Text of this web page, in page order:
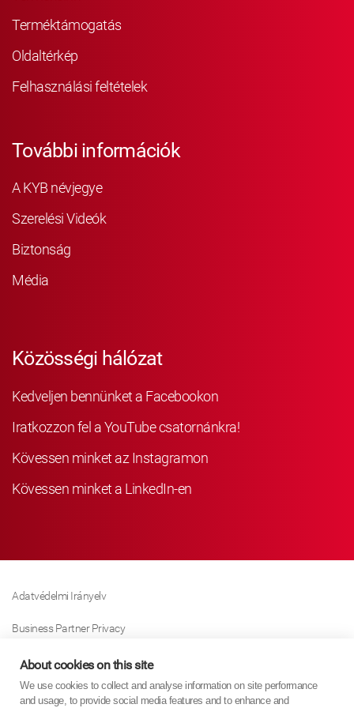
Terméktámogatás
Oldaltérkép
Felhasználási feltételek
További információk
A KYB névjegye
Szerelési Videók
Biztonság
Média
Közösségi hálózat
Kedveljen bennünket a Facebookon
Iratkozzon fel a YouTube csatornánkra!
Kövessen minket az Instagramon
Kövessen minket a LinkedIn-en
Adatvédelmi Irányelv
Business Partner Privacy
Sütikre Vonatkozó Irányelv
Modern Slavery Act Policy
About cookies on this site
We use cookies to collect and analyse information on site performance
and usage, to provide social media features and to enhance and